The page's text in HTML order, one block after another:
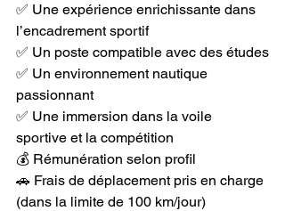
✅ Une expérience enrichissante dans
l’encadrement sportif
✅ Un poste compatible avec des études
✅ Un environnement nautique
passionnant
✅ Une immersion dans la voile
sportive et la compétition
💰 Rémunération selon profil
🚗 Frais de déplacement pris en charge
(dans la limite de 100 km/jour)